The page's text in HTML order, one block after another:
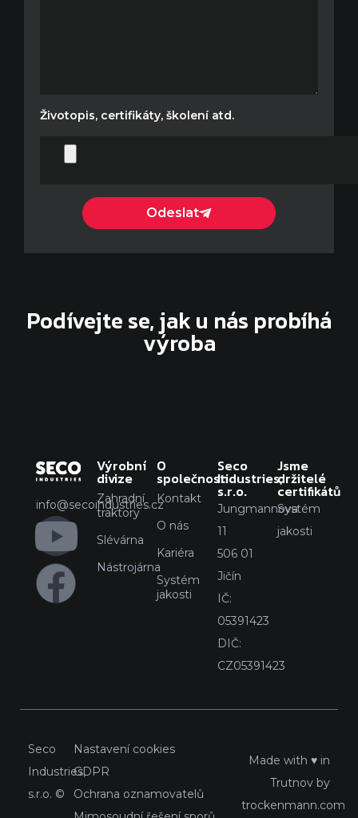
Životopis, certifikáty, školení atd.
Odeslat
Podívejte se, jak u nás probíhá
výroba
info@secoindustries.cz
Výrobní
divize
Zahradní
traktory
Slévárna
Nástrojárna
O
společnosti
Kontakt
O nás
Kariéra
Systém
jakosti
Seco
Industries,
s.r.o.
Jungmannova
11
506 01
Jičín
IČ:
05391423
DIČ:
CZ05391423
Jsme
držitelé
certifikátů
Systém
jakosti
Seco
Industries,
s.r.o. ©
Nastavení cookies
GDPR
Ochrana oznamovatelů
Made with ♥ in
Trutnov by
trockenmann.com